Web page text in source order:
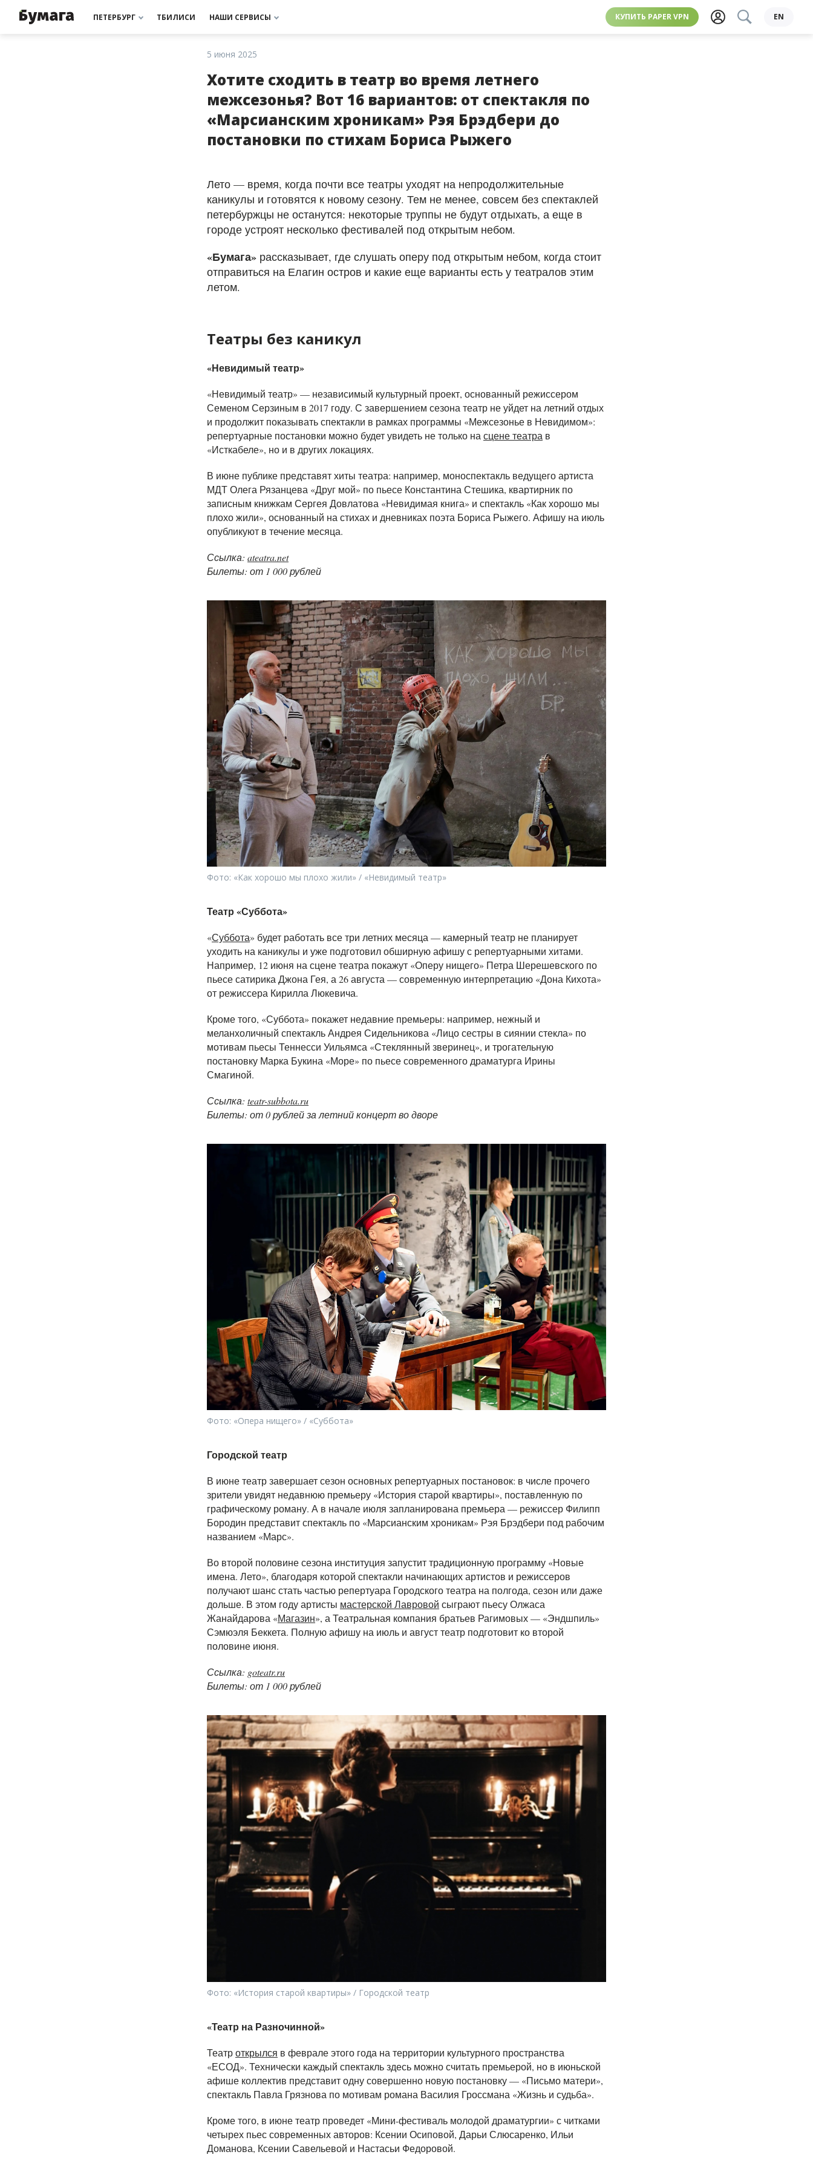
ПЕТЕРБУРГ ТБИЛИСИ НАШИ СЕРВИСЫ КУПИТЬ PAPER VPN EN
РАССЫЛКИ
МЫ В ИНСТАГРАМЕ
ПОДДЕРЖАТЬ «БУМАГУ»
РАССЫЛКИ
МЫ В ИНСТАГРАМЕ
ПОДДЕРЖАТЬ «БУМАГУ»
5 июня 2025
Хотите сходить в театр во время летнего
межсезонья? Вот 16 вариантов: от спектакля по
«Марсианским хроникам» Рэя Брэдбери до
постановки по стихам Бориса Рыжего
Лето — время, когда почти все театры уходят на непродолжительные
каникулы и готовятся к новому сезону. Тем не менее, совсем без спектаклей
петербуржцы не останутся: некоторые труппы не будут отдыхать, а еще в
городе устроят несколько фестивалей под открытым небом.
«Бумага» рассказывает, где слушать оперу под открытым небом, когда стоит
отправиться на Елагин остров и какие еще варианты есть у театралов этим
летом.
Театры без каникул
«Невидимый театр»
«Невидимый театр» — независимый культурный проект, основанный режиссером
Семеном Серзиным в 2017 году. С завершением сезона театр не уйдет на летний отдых
и продолжит показывать спектакли в рамках программы «Межсезонье в Невидимом»:
репертуарные постановки можно будет увидеть не только на сцене театра в
«Исткабеле», но и в других локациях.
В июне публике представят хиты театра: например, моноспектакль ведущего артиста
МДТ Олега Рязанцева «Друг мой» по пьесе Константина Стешика, квартирник по
записным книжкам Сергея Довлатова «Невидимая книга» и спектакль «Как хорошо мы
плохо жили», основанный на стихах и дневниках поэта Бориса Рыжего. Афишу на июль
опубликуют в течение месяца.
Ссылка: ateatra.net
Билеты: от 1 000 рублей
Фото: «Как хорошо мы плохо жили» / «Невидимый театр»
Театр «Суббота»
«Суббота» будет работать все три летних месяца — камерный театр не планирует
уходить на каникулы и уже подготовил обширную афишу с репертуарными хитами.
Например, 12 июня на сцене театра покажут «Оперу нищего» Петра Шерешевского по
пьесе сатирика Джона Гея, а 26 августа — современную интерпретацию «Дона Кихота»
от режиссера Кирилла Люкевича.
Кроме того, «Суббота» покажет недавние премьеры: например, нежный и
меланхоличный спектакль Андрея Сидельникова «Лицо сестры в сиянии стекла» по
мотивам пьесы Теннесси Уильямса «Стеклянный зверинец», и трогательную
постановку Марка Букина «Море» по пьесе современного драматурга Ирины
Смагиной.
Ссылка: teatr-subbota.ru
Билеты: от 0 рублей за летний концерт во дворе
Фото: «Опера нищего» / «Суббота»
Городской театр
В июне театр завершает сезон основных репертуарных постановок: в числе прочего
зрители увидят недавнюю премьеру «История старой квартиры», поставленную по
графическому роману. А в начале июля запланирована премьера — режиссер Филипп
Бородин представит спектакль по «Марсианским хроникам» Рэя Брэдбери под рабочим
названием «Марс».
Во второй половине сезона институция запустит традиционную программу «Новые
имена. Лето», благодаря которой спектакли начинающих артистов и режиссеров
получают шанс стать частью репертуара Городского театра на полгода, сезон или даже
дольше. В этом году артисты мастерской Лавровой сыграют пьесу Олжаса
Жанайдарова «Магазин», а Театральная компания братьев Рагимовых — «Эндшпиль»
Сэмюэля Беккета. Полную афишу на июль и август театр подготовит ко второй
половине июня.
Ссылка: goteatr.ru
Билеты: от 1 000 рублей
Фото: «История старой квартиры» / Городской театр
«Театр на Разночинной»
Театроткрылся в феврале этого года на территории культурного пространства
«ЕСОД». Технически каждый спектакль здесь можно считать премьерой, но в июньской
афише коллектив представит одну совершенно новую постановку — «Письмо матери»,
спектакль Павла Грязнова по мотивам романа Василия Гроссмана «Жизнь и судьба».
Кроме того, в июне театр проведет «Мини-фестиваль молодой драматургии» с читками
четырех пьес современных авторов: Ксении Осиповой, Дарьи Слюсаренко, Ильи
Доманова, Ксении Савельевой и Настасьи Федоровой.